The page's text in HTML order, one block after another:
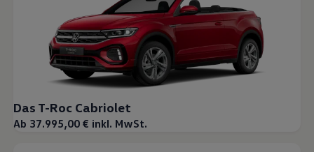
Das T-Roc Cabriolet
Ab 37.995,00 € inkl. MwSt.